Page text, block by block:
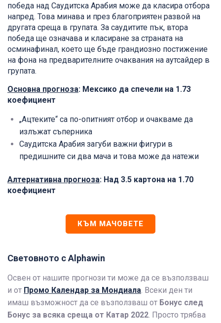
победа над Саудитска Арабия може да класира отбора
напред. Това минава и през благоприятен развой на
другата среща в групата. За саудитите пък, втора
победа ще означава и класиране за страната на
осминафинал, което ще бъде грандиозно постижение
на фона на предварителните очаквания на аутсайдер в
групата.
Основна прогноза: Мексико да спечели на 1.73
коефициент
„Ацтеките“ са по-опитният отбор и очакваме да
излъжат съперника
Саудитска Арабия загуби важни фигури в
предишните си два мача и това може да натежи
Алтернативна прогноза: Над 3.5 картона на 1.70
коефициент
КЪМ МАЧОВЕТЕ
Световното с Alphawin
Освен от нашите прогнози ти може да се възползваш
и от Промо Календар за Мондиала. Всеки ден ти
имаш възможност да се възползваш от Бонус след
Бонус за всяка среща от Катар 2022. Просто трябва